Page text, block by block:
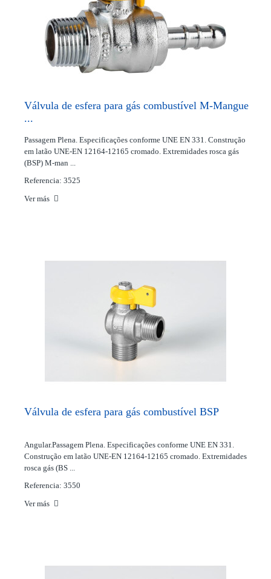
Válvula de esfera para gás combustível M-Mangue
...
Passagem Plena. Especificações conforme UNE EN 331. Construção
em latão UNE-EN 12164-12165 cromado. Extremidades rosca gás
(BSP) M-man ...
Referencia: 3525
Ver más
Válvula de esfera para gás combustível BSP
Angular.Passagem Plena. Especificações conforme UNE EN 331.
Construção em latão UNE-EN 12164-12165 cromado. Extremidades
rosca gás (BS ...
Referencia: 3550
Ver más